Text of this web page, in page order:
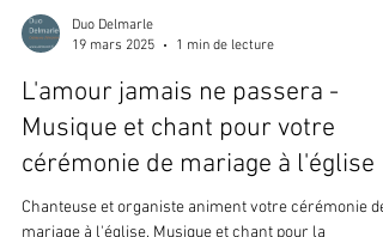
Duo Delmarle
19 mars 2025
1 min de lecture
L'amour jamais ne passera -
Musique et chant pour votre
cérémonie de mariage à l'église
Chanteuse et organiste animent votre cérémonie de
mariage à l'église. Musique et chant pour la